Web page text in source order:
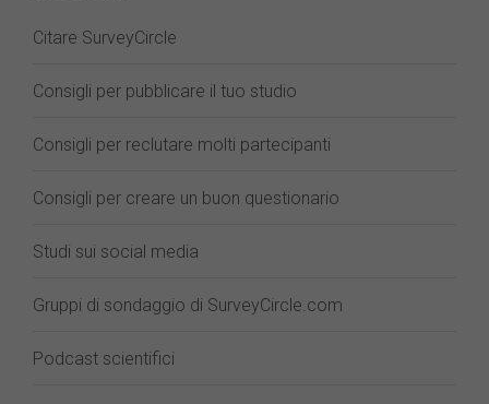
Citare SurveyCircle
Consigli per pubblicare il tuo studio
Consigli per reclutare molti partecipanti
Consigli per creare un buon questionario
Studi sui social media
Gruppi di sondaggio di SurveyCircle.com
Podcast scientifici